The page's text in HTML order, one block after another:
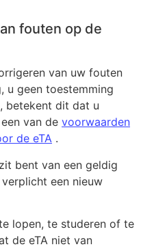
fouten op de
van uw fouten
u geen toestemming
betekent dit dat u
van de voorwaarden
de eTA .
bent van een geldig
een nieuw
lopen, te studeren of te
de eTA niet van